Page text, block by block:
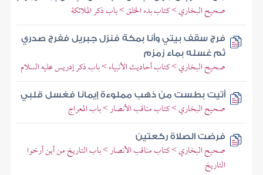
صحيح البخاري > كتاب بدء الخلق > باب ذكر الملائكة
فرج سقف بيتي وأنا بمكة فنزل جبريل ففرج صدري
ثم غسله بماء زمزم
صحيح البخاري > كتاب أحاديث الأنبياء > باب ذكر إدريس عليه السلام
أتيت بطست من ذهب مملوءة إيمانا فغسل قلبي
صحيح البخاري > كتاب مناقب الأنصار > باب المعراج
فرضت الصلاة ركعتين
صحيح البخاري > كتاب مناقب الأنصار > باب التاريخ من أين أرخوا
التاريخ